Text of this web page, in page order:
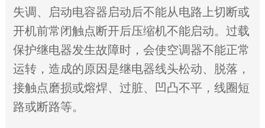
失调、启动电容器启动后不能从电路上切断或
开机前常闭触点断开后压缩机不能启动。过载
保护继电器发生故障时，会使空调器不能正常
运转，造成的原因是继电器线头松动、脱落，
接触点磨损或熔焊、过脏、凹凸不平，线圈短
路或断路等。